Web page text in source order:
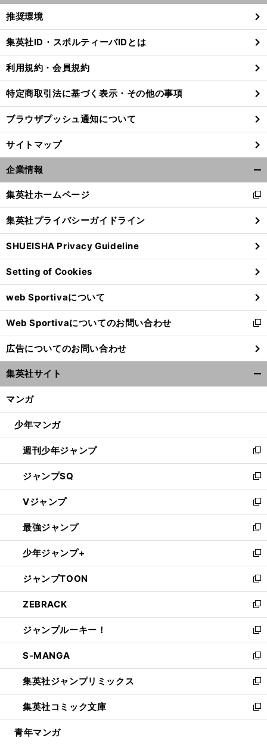
閉
る
推奨環境
集英社ID・スポルティーバIDとは
利用規約・会員規約
特定商取引法に基づく表示・その他の事項
ブラウザプッシュ通知について
サイトマップ
企業情報
閉
る
集英社ホームページ
新
し
い
ウ
ィ
ン
ド
ウ
で
開
く
集英社プライバシーガイドライン
SHUEISHA Privacy Guideline
Setting of Cookies
web Sportivaについて
Web Sportivaについてのお問い合わせ
新
し
い
ウ
ィ
ン
ウ
開
く
広告についてのお問い合わせ
集英社サイト
マンガ
少年マンガ
週刊少年ジャンプ
新
し
い
ウ
ィ
ン
ド
ウ
で
開
く
ジャンプSQ
新
し
い
ウ
ィ
ン
ド
ウ
で
開
く
Vジャンプ
新
し
い
ウ
ィ
ン
ド
ウ
で
開
く
最強ジャンプ
新
し
い
ウ
ィ
ン
ド
ウ
で
開
く
少年ジャンプ+
新
し
い
ウ
ィ
ン
ド
ウ
で
開
く
ジャンプTOON
新
し
い
ウ
ィ
ン
ド
ウ
で
開
く
ZEBRACK
新
し
い
ウ
ィ
ン
ド
ウ
で
開
ジャンプルーキー！
新
し
い
ウ
ィ
ン
ド
ウ
S-MANGA
新
し
い
ウ
ィ
ン
集英社ジャンプリミックス
新
し
い
ウ
集英社コミック文庫
新
し
青年マンガ